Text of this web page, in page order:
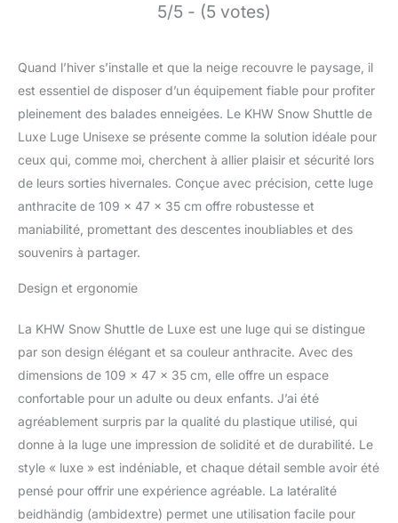
5/5 - (5 votes)
Quand l’hiver s’installe et que la neige recouvre le paysage, il
est essentiel de disposer d’un équipement fiable pour profiter
pleinement des balades enneigées. Le KHW Snow Shuttle de
Luxe Luge Unisexe se présente comme la solution idéale pour
ceux qui, comme moi, cherchent à allier plaisir et sécurité lors
de leurs sorties hivernales. Conçue avec précision, cette luge
anthracite de 109 x 47 x 35 cm offre robustesse et
maniabilité, promettant des descentes inoubliables et des
souvenirs à partager.
Design et ergonomie
La KHW Snow Shuttle de Luxe est une luge qui se distingue
par son design élégant et sa couleur anthracite. Avec des
dimensions de 109 x 47 x 35 cm, elle offre un espace
confortable pour un adulte ou deux enfants. J’ai été
agréablement surpris par la qualité du plastique utilisé, qui
donne à la luge une impression de solidité et de durabilité. Le
style « luxe » est indéniable, et chaque détail semble avoir été
pensé pour offrir une expérience agréable. La latéralité
beidhändig (ambidextre) permet une utilisation facile pour